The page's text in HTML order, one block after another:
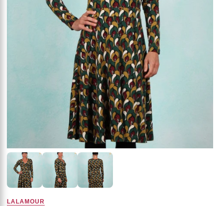
LALAMOUR